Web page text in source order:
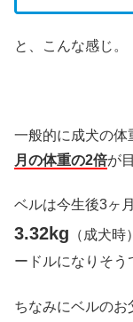
と、こんな感じ。
一般的に成犬の体
月の体重の2倍が
ベルは今生後3ヶ
3.32kg （成犬
ードルになりそう
ちなみにベルのお